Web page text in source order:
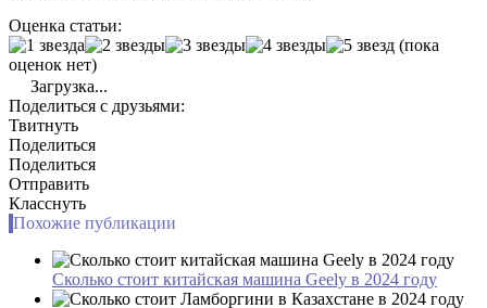
Оценка статьи:
(пока
оценок нет)
Загрузка...
Поделиться с друзьями:
Твитнуть
Поделиться
Поделиться
Отправить
Класснуть
Похожие публикации
Сколько стоит китайская машина Geely в 2024 году